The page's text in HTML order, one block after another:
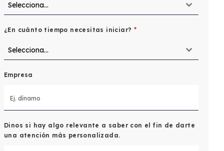
Selecciona...
¿En cuánto tiempo necesitas iniciar? *
Selecciona...
Empresa
Dinos si hay algo relevante a saber con el fin de darte
una atención más personalizada.